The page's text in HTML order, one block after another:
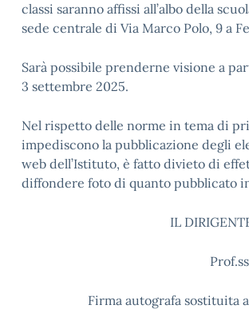
classi saranno affissi all’albo della
sede centrale di Via Marco Polo, 9 a
Sarà possibile prenderne visione a
3 settembre 2025.
Nel rispetto delle norme in tema di
impediscono la pubblicazione degli
web dell’Istituto, è fatto divieto di
diffondere foto di quanto pubblicato
IL
Firma autografa sostituita